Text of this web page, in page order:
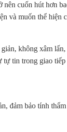
cuốn hút hơn
và muốn thể hiện
không xâm
tin trong giao tiếp
đảm bảo tính